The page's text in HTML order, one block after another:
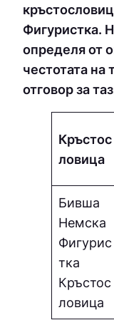
Фигуристка.
определя от
честотата на
отговор за
Кръстос
ловица
Бивша
Немска
Фигурис
тка
Кръстос
ловица